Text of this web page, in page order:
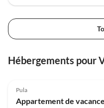
Hébergements pour
Pula